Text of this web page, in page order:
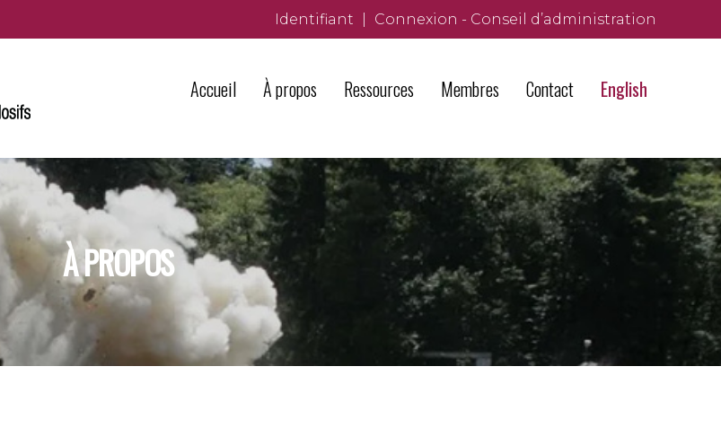
Identifiant Connexion - Conseil d’administration
Accueil À propos Ressources Membres Contact English
À PROPOS